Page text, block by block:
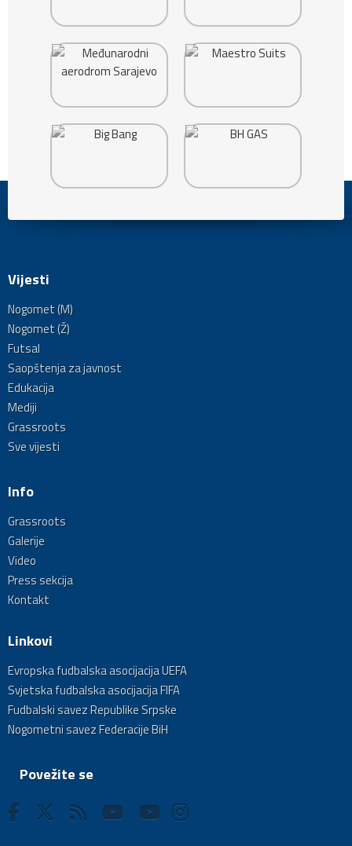
Vijesti
Nogomet (M)
Nogomet (Ž)
Futsal
Saopštenja za javnost
Edukacija
Mediji
Grassroots
Sve vijesti
Info
Grassroots
Galerije
Video
Press sekcija
Kontakt
Linkovi
Evropska fudbalska asocijacija UEFA
Svjetska fudbalska asocijacija FIFA
Fudbalski savez Republike Srpske
Nogometni savez Federacije BiH
Povežite se